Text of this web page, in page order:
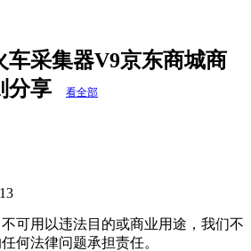
车采集器V9京东商城商
分享
看全部
可用以违法目的或商业用途，我们不
何法律问题承担责任。